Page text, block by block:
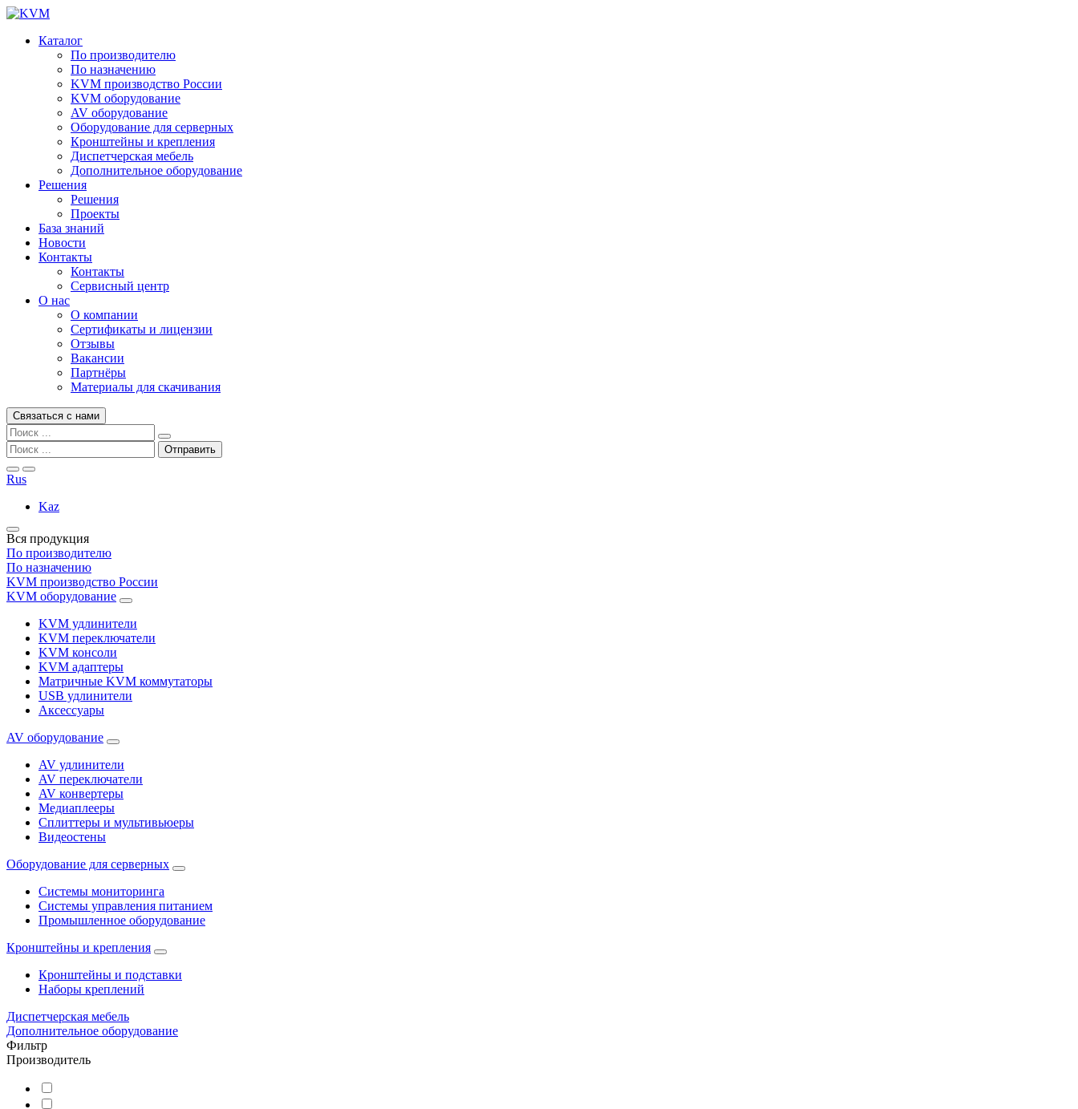
Каталог
По производителю
По назначению
KVM производство России
KVM оборудование
AV оборудование
Оборудование для серверных
Кронштейны и крепления
Диспетчерская мебель
Дополнительное оборудование
Решения
Решения
Проекты
База знаний
Новости
Контакты
Контакты
Сервисный центр
О нас
О компании
Сертификаты и лицензии
Отзывы
Вакансии
Партнёры
Материалы для скачивания
Связаться с нами
Rus
Kaz
Вся продукция
По производителю
По назначению
KVM производство России
KVM оборудование
KVM удлинители
KVM переключатели
KVM консоли
KVM адаптеры
Матричные KVM коммутаторы
USB удлинители
Аксессуары
AV оборудование
AV удлинители
AV переключатели
AV конвертеры
Медиаплееры
Сплиттеры и мультивьюеры
Видеостены
Оборудование для серверных
Системы мониторинга
Системы управления питанием
Промышленное оборудование
Кронштейны и крепления
Кронштейны и подставки
Наборы креплений
Диспетчерская мебель
Дополнительное оборудование
Фильтр
Производитель